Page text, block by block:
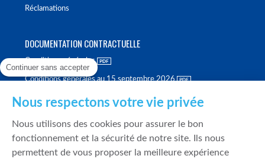
Réclamations
DOCUMENTATION CONTRACTUELLE
Conditions générales
Conditions générales au 15 septembre 2026
Politique de meilleure sélection
Politique de durabilité
Continuer sans accepter
Nous respectons votre vie privée
Nous utilisons des cookies pour assurer le bon
fonctionnement et la sécurité de notre site. Ils nous
permettent de vous proposer la meilleure expérience